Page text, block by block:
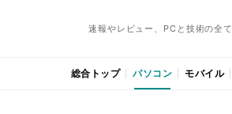
速報やレビュー、PCと技術の全て
総合トップ パソコン モバイル